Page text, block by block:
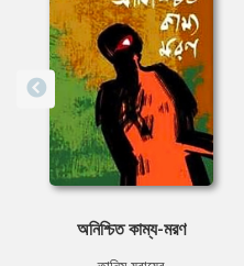
অনিশ্চিত কাম্য-মরণ